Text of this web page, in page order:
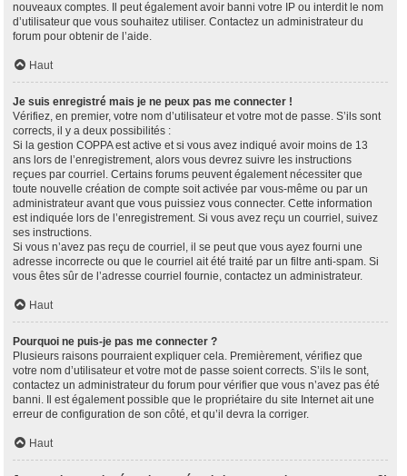
nouveaux comptes. Il peut également avoir banni votre IP ou interdit le nom
d’utilisateur que vous souhaitez utiliser. Contactez un administrateur du
forum pour obtenir de l’aide.
Haut
Je suis enregistré mais je ne peux pas me connecter !
Vérifiez, en premier, votre nom d’utilisateur et votre mot de passe. S’ils sont
corrects, il y a deux possibilités :
Si la gestion COPPA est active et si vous avez indiqué avoir moins de 13
ans lors de l’enregistrement, alors vous devrez suivre les instructions
reçues par courriel. Certains forums peuvent également nécessiter que
toute nouvelle création de compte soit activée par vous-même ou par un
administrateur avant que vous puissiez vous connecter. Cette information
est indiquée lors de l’enregistrement. Si vous avez reçu un courriel, suivez
ses instructions.
Si vous n’avez pas reçu de courriel, il se peut que vous ayez fourni une
adresse incorrecte ou que le courriel ait été traité par un filtre anti-spam. Si
vous êtes sûr de l’adresse courriel fournie, contactez un administrateur.
Haut
Pourquoi ne puis-je pas me connecter ?
Plusieurs raisons pourraient expliquer cela. Premièrement, vérifiez que
votre nom d’utilisateur et votre mot de passe soient corrects. S’ils le sont,
contactez un administrateur du forum pour vérifier que vous n’avez pas été
banni. Il est également possible que le propriétaire du site Internet ait une
erreur de configuration de son côté, et qu’il devra la corriger.
Haut